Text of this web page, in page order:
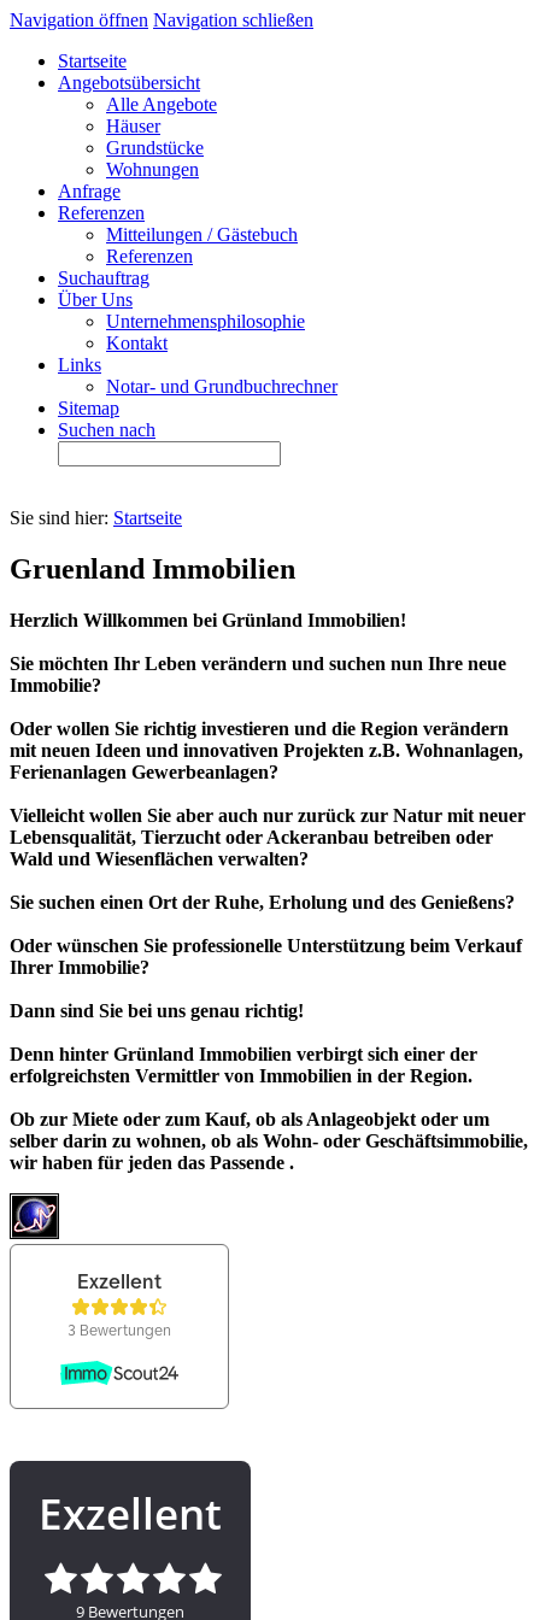
Navigation öffnen Navigation schließen
Startseite
Angebotsübersicht
Alle Angebote
Häuser
Grundstücke
Wohnungen
Anfrage
Referenzen
Mitteilungen / Gästebuch
Referenzen
Suchauftrag
Über Uns
Unternehmensphilosophie
Kontakt
Links
Notar- und Grundbuchrechner
Sitemap
Suchen nach
Sie sind hier: Startseite
Gruenland Immobilien
Herzlich Willkommen bei Grünland Immobilien!
Sie möchten Ihr Leben verändern und suchen nun Ihre neue
Immobilie?
Oder wollen Sie richtig investieren und die Region verändern
mit neuen Ideen und innovativen Projekten z.B. Wohnanlagen,
Ferienanlagen Gewerbeanlagen?
Vielleicht wollen Sie aber auch nur zurück zur Natur mit neuer
Lebensqualität, Tierzucht oder Ackeranbau betreiben oder
Wald und Wiesenflächen verwalten?
Sie suchen einen Ort der Ruhe, Erholung und des Genießens?
Oder wünschen Sie professionelle Unterstützung beim Verkauf
Ihrer Immobilie?
Dann sind Sie bei uns genau richtig!
Denn hinter Grünland Immobilien verbirgt sich einer der
erfolgreichsten Vermittler von Immobilien in der Region.
Ob zur Miete oder zum Kauf, ob als Anlageobjekt oder um
selber darin zu wohnen, ob als Wohn- oder Geschäftsimmobilie,
wir haben für jeden das Passende .